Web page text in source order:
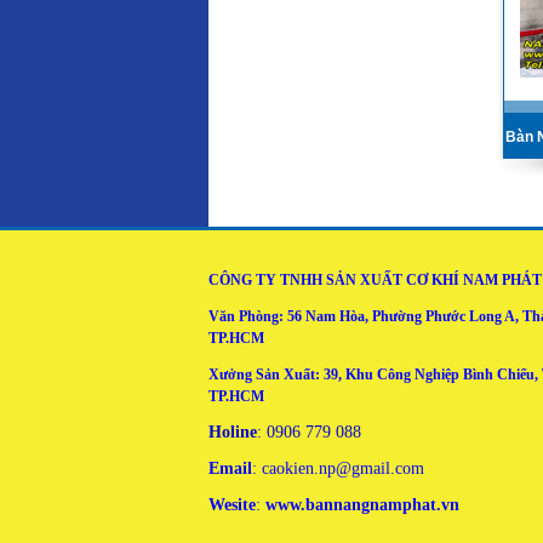
Bàn
CÔNG TY TNHH SẢN XUẤT CƠ KHÍ NAM PHÁT
Văn Phòng: 56 Nam Hòa, Phường Phước Long A,
TP.HCM
Xưởng Sản Xuất: 39, Khu Công Nghiệp Bình
TP.HCM
Holine: 0906 779 088
Email: caokien.np@gmail.com
Wesite: www.bannangnamphat.vn